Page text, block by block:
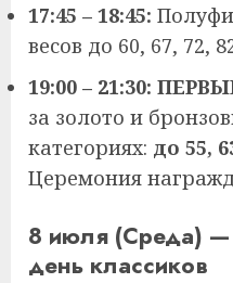
17:45 – 18:45:
весов до 60, 67, 72,
19:00 – 21:30:
за золото и
категориях: до 55,
Церемония
8 июля (Среда)
день классиков